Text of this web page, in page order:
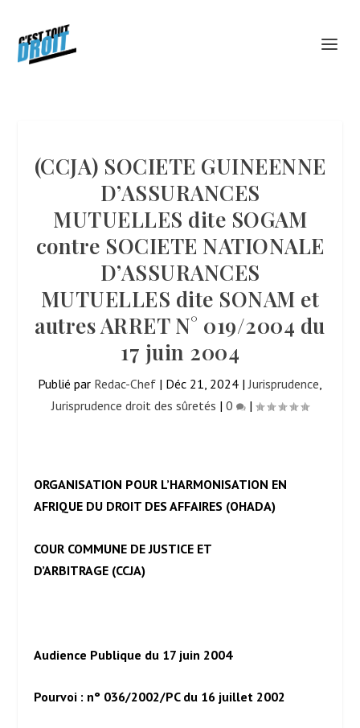
(CCJA) SOCIETE GUINEENNE
D’ASSURANCES
MUTUELLES dite SOGAM
contre SOCIETE NATIONALE
D’ASSURANCES
MUTUELLES dite SONAM et
autres ARRET N° 019/2004 du
17 juin 2004
Publié par Redac-Chef | Déc 21, 2024 |Jurisprudence,
Jurisprudence droit des sûretés | 0 |
ORGANISATION POUR L’HARMONISATION EN
AFRIQUE DU DROIT DES AFFAIRES (OHADA)
COUR COMMUNE DE JUSTICE ET
D’ARBITRAGE (CCJA)
Audience Publique du 17 juin 2004
Pourvoi : n° 036/2002/PC du 16 juillet 2002